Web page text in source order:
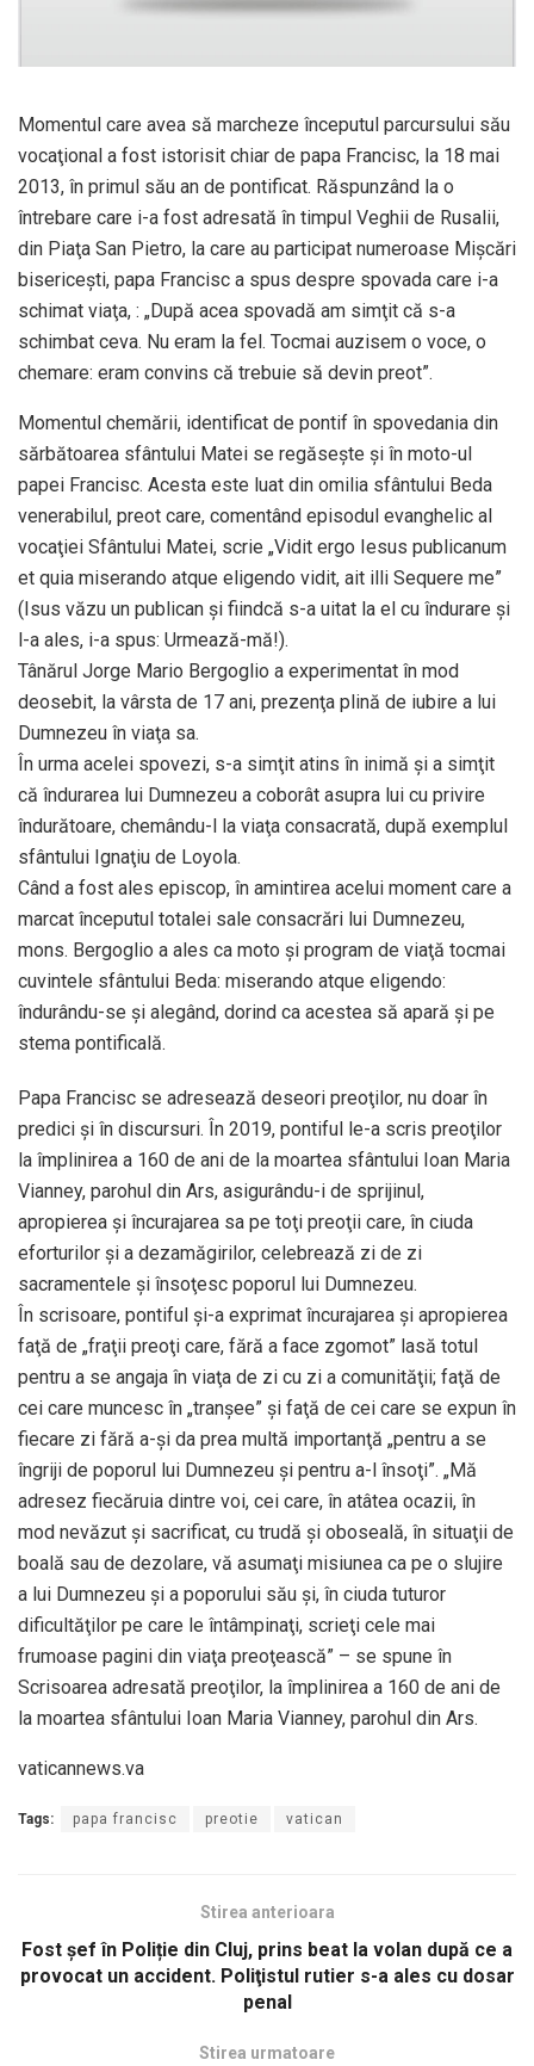
Momentul care avea să marcheze începutul parcursului său
vocaţional a fost istorisit chiar de papa Francisc, la 18 mai
2013, în primul său an de pontificat. Răspunzând la o
întrebare care i-a fost adresată în timpul Veghii de Rusalii,
din Piaţa San Pietro, la care au participat numeroase Mişcări
bisericeşti, papa Francisc a spus despre spovada care i-a
schimat viaţa, : „După acea spovadă am simţit că s-a
schimbat ceva. Nu eram la fel. Tocmai auzisem o voce, o
chemare: eram convins că trebuie să devin preot”.
Momentul chemării, identificat de pontif în spovedania din
sărbătoarea sfântului Matei se regăseşte şi în moto-ul
papei Francisc. Acesta este luat din omilia sfântului Beda
venerabilul, preot care, comentând episodul evanghelic al
vocaţiei Sfântului Matei, scrie „Vidit ergo Iesus publicanum
et quia miserando atque eligendo vidit, ait illi Sequere me”
(Isus văzu un publican şi fiindcă s-a uitat la el cu îndurare şi
l-a ales, i-a spus: Urmează-mă!).
Tânărul Jorge Mario Bergoglio a experimentat în mod
deosebit, la vârsta de 17 ani, prezenţa plină de iubire a lui
Dumnezeu în viaţa sa.
În urma acelei spovezi, s-a simţit atins în inimă şi a simţit
că îndurarea lui Dumnezeu a coborât asupra lui cu privire
îndurătoare, chemându-l la viaţa consacrată, după exemplul
sfântului Ignaţiu de Loyola.
Când a fost ales episcop, în amintirea acelui moment care a
marcat începutul totalei sale consacrări lui Dumnezeu,
mons. Bergoglio a ales ca moto şi program de viaţă tocmai
cuvintele sfântului Beda: miserando atque eligendo:
îndurându-se şi alegând, dorind ca acestea să apară şi pe
stema pontificală.
Papa Francisc se adresează deseori preoţilor, nu doar în
predici şi în discursuri. În 2019, pontiful le-a scris preoţilor
la împlinirea a 160 de ani de la moartea sfântului Ioan Maria
Vianney, parohul din Ars, asigurându-i de sprijinul,
apropierea şi încurajarea sa pe toţi preoţii care, în ciuda
eforturilor şi a dezamăgirilor, celebrează zi de zi
sacramentele şi însoţesc poporul lui Dumnezeu.
În scrisoare, pontiful şi-a exprimat încurajarea şi apropierea
faţă de „fraţii preoţi care, fără a face zgomot” lasă totul
pentru a se angaja în viaţa de zi cu zi a comunităţii; faţă de
cei care muncesc în „tranşee” şi faţă de cei care se expun în
fiecare zi fără a-şi da prea multă importanţă „pentru a se
îngriji de poporul lui Dumnezeu şi pentru a-l însoţi”. „Mă
adresez fiecăruia dintre voi, cei care, în atâtea ocazii, în
mod nevăzut şi sacrificat, cu trudă şi oboseală, în situaţii de
boală sau de dezolare, vă asumaţi misiunea ca pe o slujire
a lui Dumnezeu şi a poporului său şi, în ciuda tuturor
dificultăţilor pe care le întâmpinaţi, scrieţi cele mai
frumoase pagini din viaţa preoţească” – se spune în
Scrisoarea adresată preoţilor, la împlinirea a 160 de ani de
la moartea sfântului Ioan Maria Vianney, parohul din Ars.
vaticannews.va
Tags: papa francisc preotie vatican
Stirea anterioara
Fost șef în Poliție din Cluj, prins beat la volan după ce a
provocat un accident. Poliţistul rutier s-a ales cu dosar
penal
Stirea urmatoare